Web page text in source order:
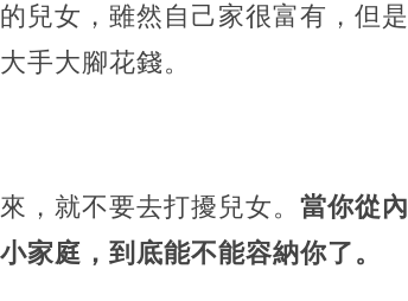
兒女，雖然自己家很富有，但是
手大腳花錢。
，就不要去打擾兒女。 當你從內
家庭，到底能不能容納你了。